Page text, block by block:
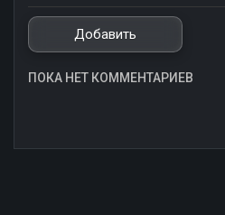
ПОКА НЕТ КОММЕНТАРИЕВ